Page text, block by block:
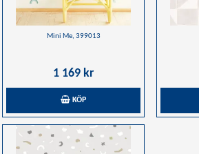
Mini Me, 399013
1 169 kr
KÖP